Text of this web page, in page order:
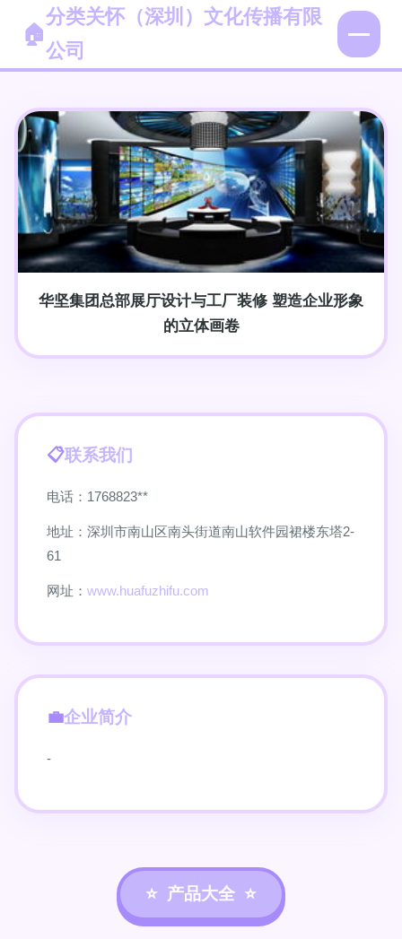
分类关怀（深圳）文化传播有限
公司
华坚集团总部展厅设计与工厂装修 塑造企业形象
的立体画卷
联系我们
电话：1768823**
地址：深圳市南山区南头街道南山软件园裙楼东塔2-
61
网址： www.huafuzhifu.com
企业简介
-
产品大全